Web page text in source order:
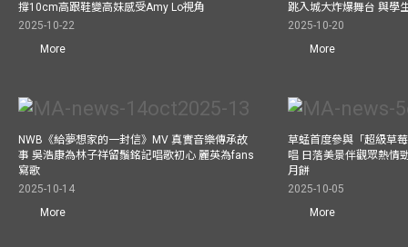
撐10cm高跟鞋變高妹感受Amy Lo視角
2025-10-22
More
跳入城大炸爆舞台 與學
2025-10-20
More
NWB《給夢想家的一封信》MV 真實音樂傳承故
事 吳浩康為林子祥留鬚銘記唱歌初心 麗英為fans
寫歌
2025-10-14
More
草蜢首度參與「超級草
唱 日落美景伴觀眾熱情
月餅
2025-10-05
More